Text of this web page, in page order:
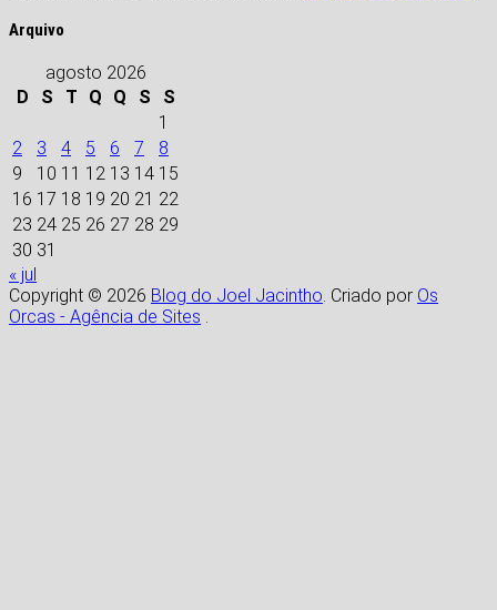
Arquivo
agosto 2026
D
S T Q Q S
S
1
2
3 4 5 6 7
8
9
10 11 12 13 14 15
16 17 18 19 20 21 22
23 24 25 26 27 28 29
30 31
« jul
Copyright © 2026 Blog do Joel Jacintho. Criado por Os
Orcas - Agência de Sites .